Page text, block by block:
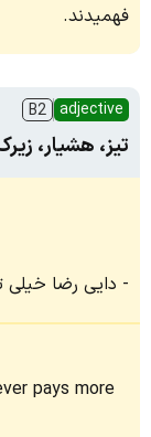
فهمیدند.
adjective
B2
تیز، هشیار،
دایی رضا خیلی
pays more